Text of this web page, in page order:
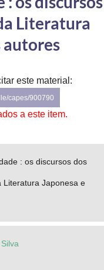
Literatura
autores
este material:
capes/900790
a este item.
: os discursos dos
Literatura Japonesa e